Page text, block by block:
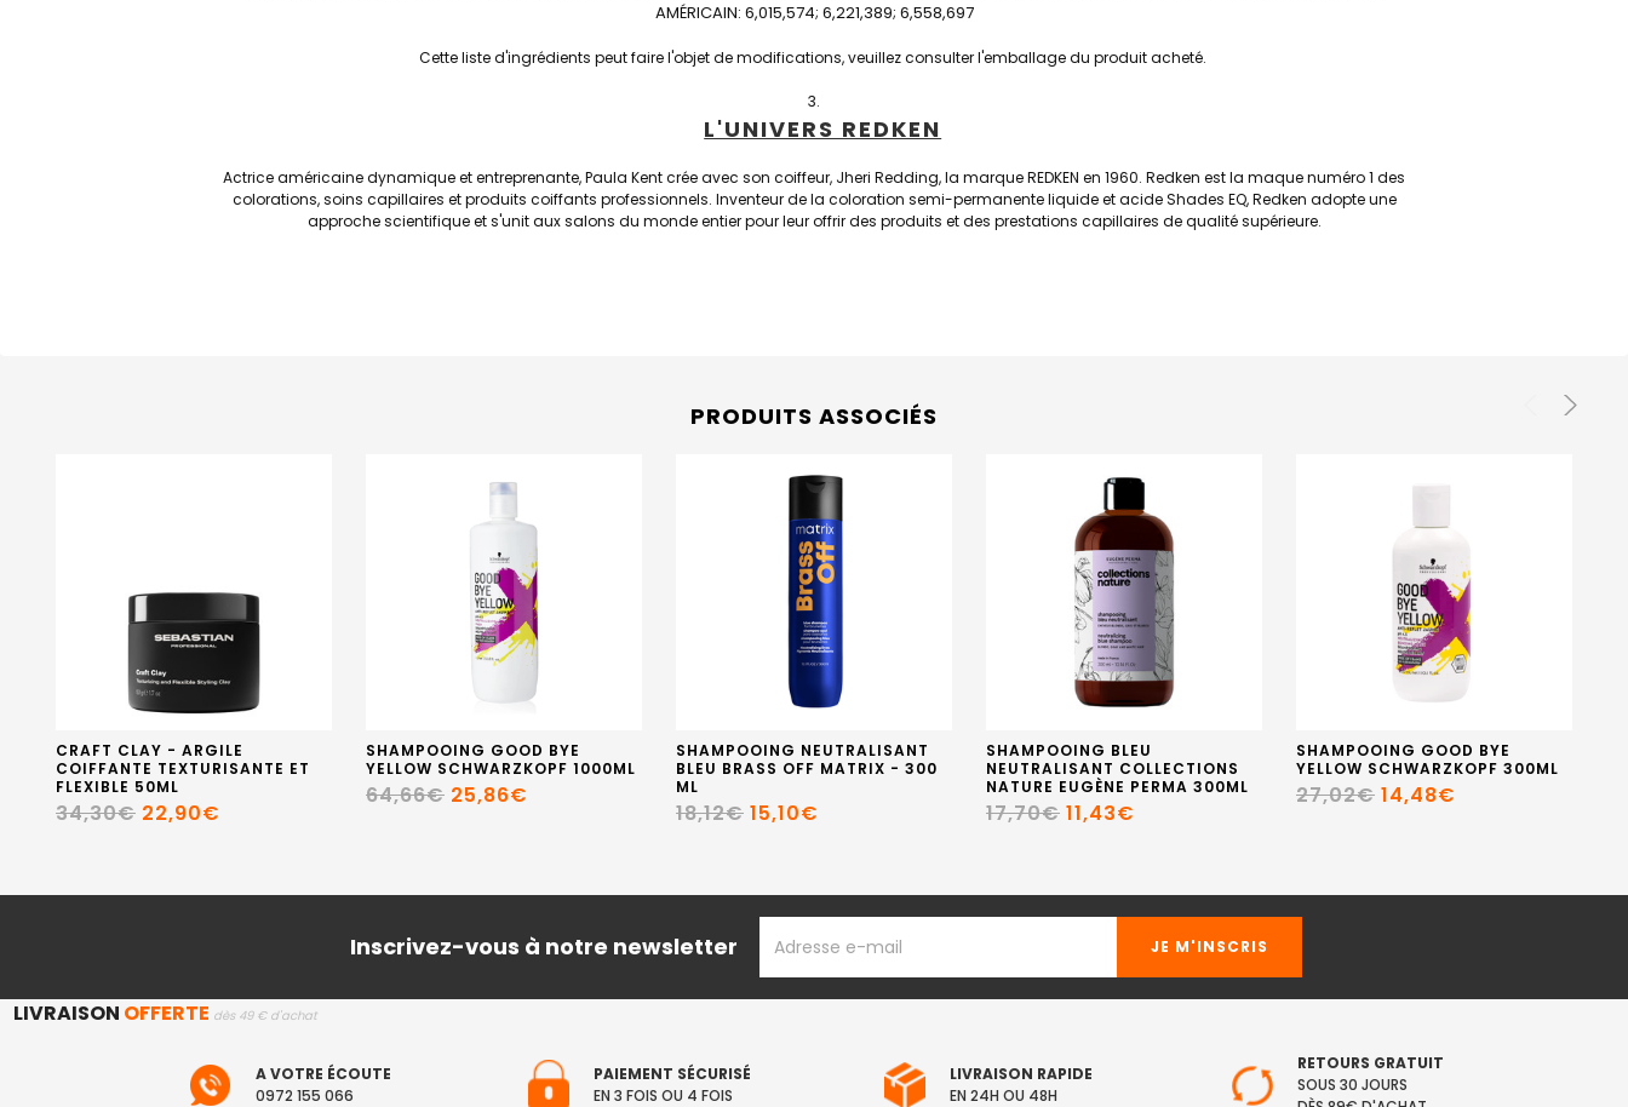
AMÉRICAIN: 6,015,574; 6,221,389; 6,558,697
Cette liste d'ingrédients peut faire l'objet de modifications, veuillez consulter l'emballage du produit acheté.
L'UNIVERS REDKEN
Actrice américaine dynamique et entreprenante, Paula Kent crée avec son coiffeur, Jheri Redding, la marque REDKEN en 1960. Redken est la maque numéro 1 des
colorations, soins capillaires et produits coiffants professionnels. Inventeur de la coloration semi-permanente liquide et acide Shades EQ, Redken adopte une
approche scientifique et s'unit aux salons du monde entier pour leur offrir des produits et des prestations capillaires de qualité supérieure.
PRODUITS ASSOCIÉS
CRAFT CLAY - ARGILE
COIFFANTE TEXTURISANTE ET
FLEXIBLE 50ML
34,30€ 22,90€
SHAMPOOING GOOD BYE
YELLOW SCHWARZKOPF 1000ML
64,66€ 25,86€
SHAMPOOING NEUTRALISANT
BLEU BRASS OFF MATRIX - 300
ML
18,12€ 15,10€
SHAMPOOING BLEU
NEUTRALISANT COLLECTIONS
NATURE EUGÈNE PERMA 300ML
17,70€ 11,43€
SHAMPOOING GOOD BYE
YELLOW SCHWARZKOPF 300ML
27,02€ 14,48€
Inscrivez-vous à notre newsletter
EMAIL
LIVRAISON OFFERTE dès 49 € d'achat
A VOTRE ÉCOUTE
0972 155 066
PAIEMENT SÉCURISÉ
EN 3 FOIS OU 4 FOIS
LIVRAISON RAPIDE
EN 24H OU 48H
RETOURS GRATUIT
SOUS 30 JOURS